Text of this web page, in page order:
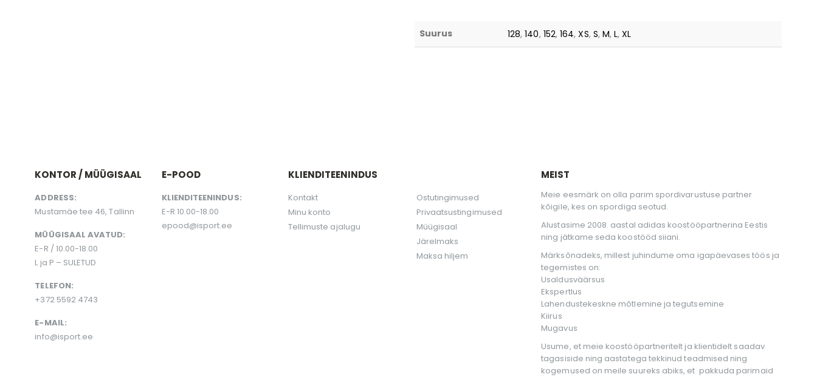
Suurus 128,140, 152,164,XS, S, M,L,XL
KONTOR / MÜÜGISAAL
ADDRESS:
Mustamäe tee 46, Tallinn
MÜÜGISAAL AVATUD:
E-R / 10.00-18.00
L ja P – SULETUD
TELEFON:
+372 5592 4743
E-MAIL:
info@isport.ee
E-POOD
KLIENDITEENINDUS:
E-R 10.00-18.00
epood@isport.ee
KLIENDITEENINDUS
Kontakt
Minu konto
Tellimuste ajalugu
Ostutingimused
Privaatsustingimused
Müügisaal
Järelmaks
Maksa hiljem
MEIST
Meie eesmärk on olla parim spordivarustuse partner
kõigile, kes on spordiga seotud.
Alustasime 2008. aastal adidas koostööpartnerina Eestis
ning jätkame seda koostööd siiani.
Märksõnadeks, millest juhindume oma igapäevases töös ja
tegemistes on:
Usaldusväärsus
Ekspertlus
Lahendustekeskne mõtlemine ja tegutsemine
Kiirus
Mugavus
Usume, et meie koostööpartneritelt ja klientidelt saadav
tagasiside ning aastatega tekkinud teadmised ning
kogemused on meile suureks abiks, et pakkuda parimaid